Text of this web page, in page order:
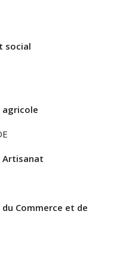
social
agricole
Artisanat
Commerce et de